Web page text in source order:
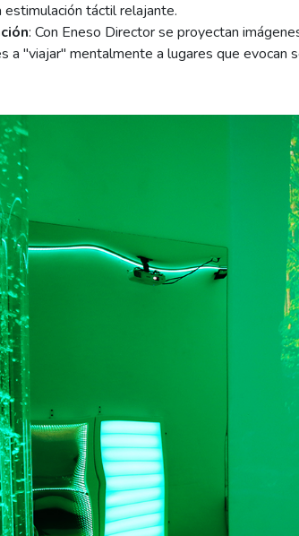
estimulación táctil relajante.
: Con Eneso Director se proyectan
a "viajar" mentalmente a lugares que evocan